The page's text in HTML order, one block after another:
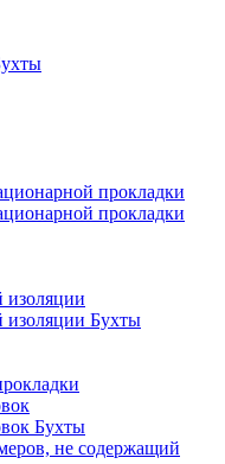
прокладки
прокладки
изоляции
изоляции Бухты
Бухты
не содержащий